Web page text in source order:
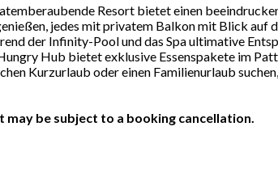
Resort bietet einen
jedes mit privatem Balkon mit Blick auf
der Infinity-Pool und das Spa ultimative
Hub bietet exklusive Essenspakete im
Kurzurlaub oder einen Familienurlaub
be subject to a booking cancellation.